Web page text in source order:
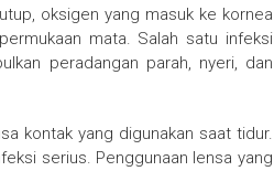
oksigen yang masuk ke kornea
mata. Salah satu infeksi
peradangan parah, nyeri, dan
kontak yang digunakan saat tidur.
serius. Penggunaan lensa yang